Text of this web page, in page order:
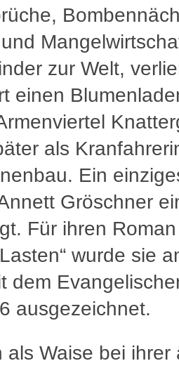
zur Welt,
einen
als
Ein
Gröschner
Für ihren Roman
wurde sie
dem
ausgezeichnet.
als Waise bei ihrer